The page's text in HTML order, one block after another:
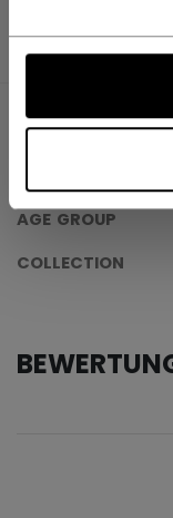
PRODUKTFOTOS
ANGABEN
AGE GROUP
COLLECTION